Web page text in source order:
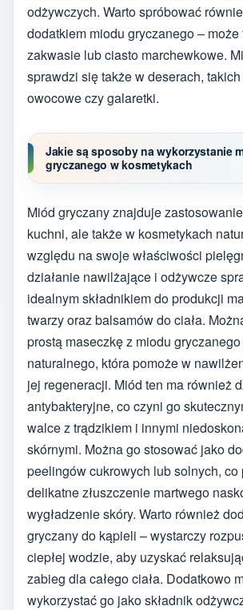
odżywczych. Warto spróbować
dodatkiem miodu gryczanego –
zakwasie lub ciasto marchewkowe.
sprawdzi się także w deserach,
owocowe czy galaretki.
Jakie są sposoby na wykorzystanie
gryczanego w kosmetykach
Miód gryczany znajduje
kuchni, ale także w kosmetykach
względu na swoje właściwości
działanie nawilżające i odżywcze
idealnym składnikiem do produkcji
twarzy oraz balsamów do ciała.
prostą maseczkę z miodu
naturalnego, która pomoże w
jej regeneracji. Miód ten ma również
antybakteryjne, co czyni go
walce z trądzikiem i innymi
skórnymi. Można go stosować jako
peelingów cukrowych lub solnych, co
delikatne złuszczenie martwego
wygładzenie skóry. Warto również
gryczany do kąpieli – wystarczy
ciepłej wodzie, aby uzyskać
zabieg dla całego ciała. Dodatkowo
wykorzystać go jako składnik